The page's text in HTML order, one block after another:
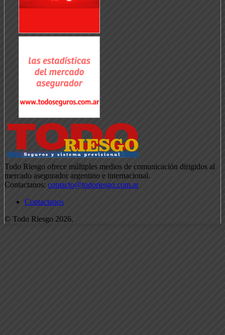
Todo Riesgo ofrece múltiples medios de comunicación dirigidos al
mercado asegurador argentino e internacional.
Contactanos: contacto@todoriesgo.com.ar
Contactanos
© Todo Riesgo 2026.